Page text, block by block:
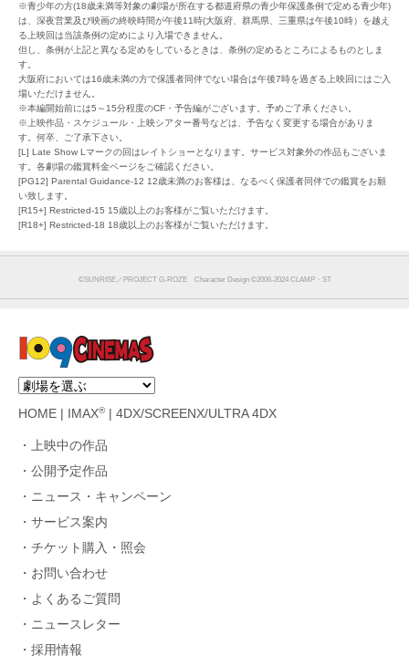
※青少年の方(18歳未満等対象の劇場が所在する都道府県の青少年保護条例で定める青少年)
は、深夜営業及び映画の終映時間が午後11時(大阪府、群馬県、三重県は午後10時）を越え
る上映回は当該条例の定めにより入場できません。
但し、条例が上記と異なる定めをしているときは、条例の定めるところによるものとしま
す。
大阪府においては16歳未満の方で保護者同伴でない場合は午後7時を過ぎる上映回にはご入
場いただけません。
※本編開始前には5～15分程度のCF・予告編がございます。予めご了承ください。
※上映作品・スケジュール・上映シアター番号などは、予告なく変更する場合がありま
す。何卒、ご了承下さい。
[L] Late Show Lマークの回はレイトショーとなります。サービス対象外の作品もございま
す。各劇場の鑑賞料金ページをご確認ください。
[PG12] Parental Guidance-12 12歳未満のお客様は、なるべく保護者同伴での鑑賞をお願
い致します。
[R15+] Restricted-15 15歳以上のお客様がご覧いただけます。
[R18+] Restricted-18 18歳以上のお客様がご覧いただけます。
©SUNRISE／PROJECT G-ROZE Character Design ©2006-2024 CLAMP・ST
HOME IMAX®| 4DX/SCREENX/ULTRA 4DX
上映中の作品
公開予定作品
ニュース・キャンペーン
サービス案内
チケット購入・照会
お問い合わせ
よくあるご質問
ニュースレター
採用情報